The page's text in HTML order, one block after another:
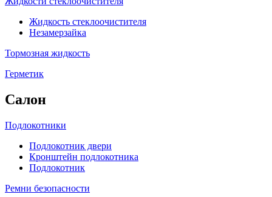
Жидкость стеклоочистителя
Незамерзайка
Тормозная жидкость
Герметик
Салон
Подлокотники
Подлокотник двери
Кронштейн подлокотника
Подлокотник
Ремни безопасности